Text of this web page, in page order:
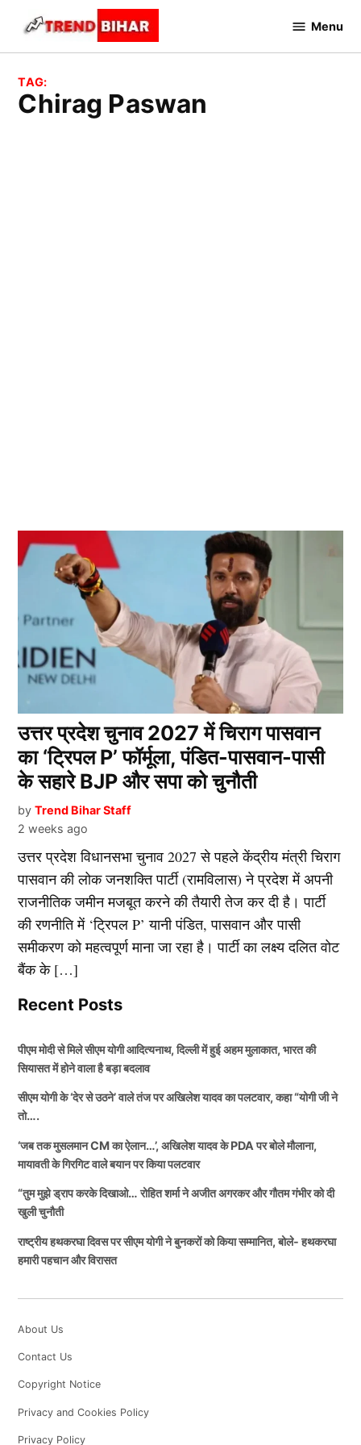
content
Bihar
Menu
TAG:
Chirag Paswan
उत्तर प्रदेश चुनाव 2027 में चिराग पासवान
का ‘ट्रिपल P’ फॉर्मूला, पंडित-पासवान-पासी
के सहारे BJP और सपा को चुनौती
by Trend Bihar Staff
2 weeks ago
उत्तर प्रदेश विधानसभा चुनाव 2027 से पहले केंद्रीय मंत्री चिराग
पासवान की लोक जनशक्ति पार्टी (रामविलास) ने प्रदेश में अपनी
राजनीतिक जमीन मजबूत करने की तैयारी तेज कर दी है। पार्टी
की रणनीति में ‘ट्रिपल P’ यानी पंडित, पासवान और पासी
समीकरण को महत्वपूर्ण माना जा रहा है। पार्टी का लक्ष्य दलित वोट
बैंक के […]
Recent Posts
पीएम मोदी से मिले सीएम योगी आदित्यनाथ, दिल्ली में हुई अहम मुलाकात, भारत की
सियासत में होने वाला है बड़ा बदलाव
सीएम योगी के ‘देर से उठने’ वाले तंज पर अखिलेश यादव का पलटवार, कहा “योगी जी ने
तो….
‘जब तक मुसलमान CM का ऐलान…’, अखिलेश यादव के PDA पर बोले मौलाना,
मायावती के गिरगिट वाले बयान पर किया पलटवार
“तुम मुझे ड्राप करके दिखाओ… रोहित शर्मा ने अजीत अगरकर और गौतम गंभीर को दी
खुली चुनौती
राष्ट्रीय हथकरघा दिवस पर सीएम योगी ने बुनकरों को किया सम्मानित, बोले- हथकरघा
हमारी पहचान और विरासत
About Us
Contact Us
Copyright Notice
Privacy and Cookies Policy
Privacy Policy